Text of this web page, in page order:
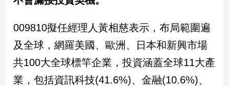
際
會/
地
方
新
冠
009810擬任經理人黃相慈表示，布局範圍遍
及全球，網羅美國、歐洲、日本和新興市場
共100大全球標竿企業，投資涵蓋全球11大產
業，包括資訊科技(41.6%)、金融(10.6%)、